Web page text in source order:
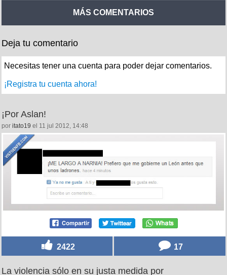
MÁS COMENTARIOS
Deja tu comentario
Necesitas tener una cuenta para poder dejar comentarios.
¡Registra tu cuenta ahora!
¡Por Aslan!
por itato19 el 11 jul 2012, 14:48
2422 17
La violencia sólo en su justa medida por